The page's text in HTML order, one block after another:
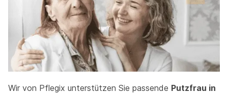
Wir von Pflegix unterstützen Sie passende Putzfrau in